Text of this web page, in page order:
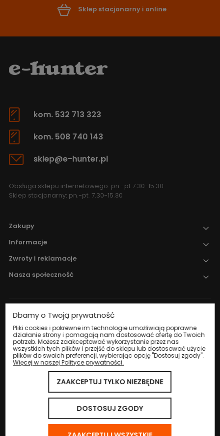
Sklep stacjonarny i online
kom. 532 713 323
kom. 508 740 143
sklep@e-hunter.pl
Obsługa sklepu internetowego: pn.-pt 7.30-15.30
Sklep stacjonarny: pn.-pt. 7.30-15.30
Zakupy
Informacje
Zwroty i reklamacje
Nasza społeczność
Nadzór nad obrotem produktami
leczniczymi weterynaryjnymi sprawuje
Wojewódzki Inspektorat Weterynarii w
Katowicach.
© 2024 Eco Life Group. Wszystkie prawa zastrzeżone.
Dbamy o Twoją prywatność
Pliki cookies i pokrewne im technologie umożliwiają poprawne
działanie strony i pomagają nam dostosować ofertę do Twoich
potrzeb. Możesz zaakceptować wykorzystanie przez nas
wszystkich tych plików i przejść do sklepu lub dostosować użycie
plików do swoich preferencji, wybierając opcję "Dostosuj zgody".
Więcej w naszej Polityce prywatności.
ZAAKCEPTUJ TYLKO NIEZBĘDNE
DOSTOSUJ ZGODY